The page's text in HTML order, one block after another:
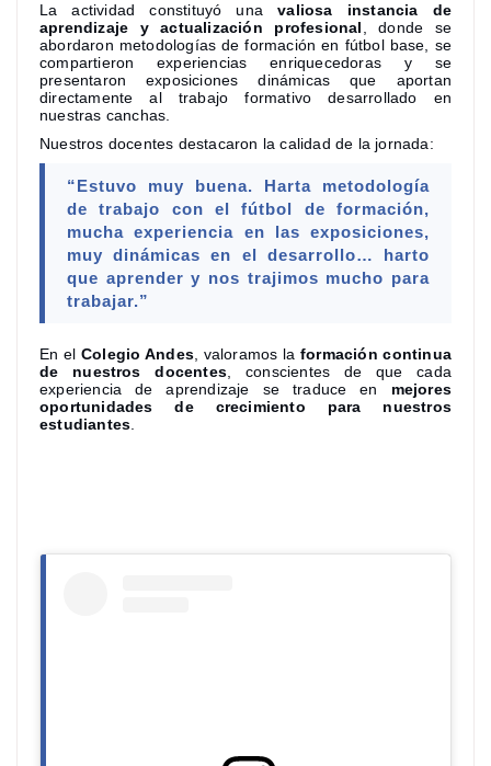
La actividad constituyó unavaliosa instancia de
aprendizaje y actualización profesional, donde se
abordaron metodologías de formación en fútbol base, se
compartieron experiencias enriquecedoras y se
presentaron exposiciones dinámicas que aportan
directamente al trabajo formativo desarrollado en
nuestras canchas.
Nuestros docentes destacaron la calidad de la jornada:
“Estuvo muy buena. Harta metodología
de trabajo con el fútbol de formación,
mucha experiencia en las exposiciones,
muy dinámicas en el desarrollo… harto
que aprender y nos trajimos mucho para
trabajar.”
En el Colegio Andes, valoramos laformación continua
de nuestros docentes, conscientes de que cada
experiencia de aprendizaje se traduce en mejores
oportunidades de crecimiento para nuestros
estudiantes.